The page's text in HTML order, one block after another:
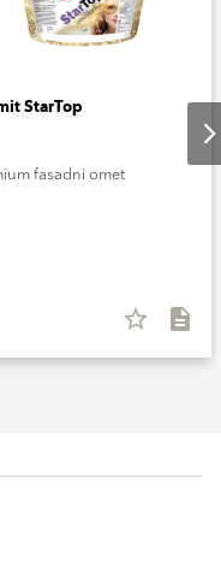
StarTop
fasadni omet
star_border description